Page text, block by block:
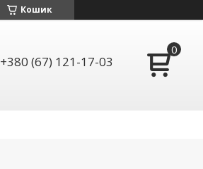
Кошик
+380 (67) 121-17-03